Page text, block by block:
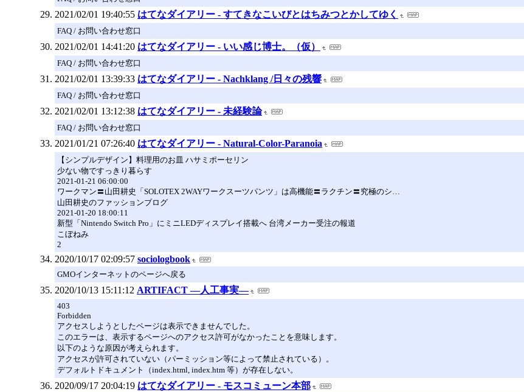
2021/02/01 19:40:55 はてなダイアリー - すてきなこいびとはちみつとかしてゆく
FAQ / お問い合わせ窓口
2021/02/01 14:41:20 はてなダイアリー - いい感じ博士。（仮）
FAQ / お問い合わせ窓口
2021/02/01 13:39:33 はてなダイアリー - Nachklang /日々の残響
FAQ / お問い合わせ窓口
2021/02/01 13:12:38 はてなダイアリー - 未経験論
FAQ / お問い合わせ窓口
2021/01/21 07:26:40 はてなダイアリー - Natural-Color-Paranoia
【シンプルデザイン】料理用のお皿 ハサミポーセリン
少ない物ですっきり暮らす
2021-01-21 06:00:00
ワークマン〓山田耕史「SOLOTEX 2WAYワークスーツパンツ」は高機能〓ラクチン〓究極のシ…
山田耕史のファッションブログ
2021-01-20 18:00:11
新型「Nintendo Switch Pro」にミニLEDディスプレイ搭載へ 台湾メーカー受注の報道
こぼねみ
2
2020/10/17 02:09:57 sociologbook
GMOインターネットのページへ戻る
2020/10/13 15:11:12 ARTIFACT ―人工事実―
403
Forbidden
アクセスしようとしたページは表示できませんでした。
このエラーは、表示するページへのアクセス許可がなかったことを意味します。
以下のような原因が考えられます。
アクセスが許可されていない（パーミッション等によって禁止されている）。
デフォルトドキュメント（index.html, index.htm 等）が存在しない。
2020/09/17 20:04:19 はてなダイアリー - モスコミューン本部